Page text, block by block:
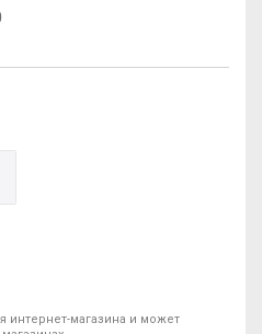
интернет-магазина и может